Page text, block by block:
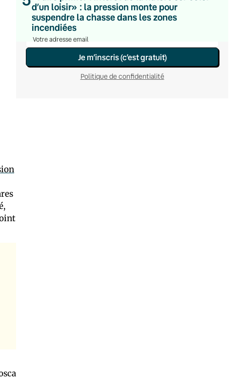
d’un loisir» : la pression monte pour
suspendre la chasse dans les zones
incendiées
Une fois par mois
C’était Mieux Après
Occasionnelle
Je m’inscris (c’est gratuit)
Politique de confidentialité